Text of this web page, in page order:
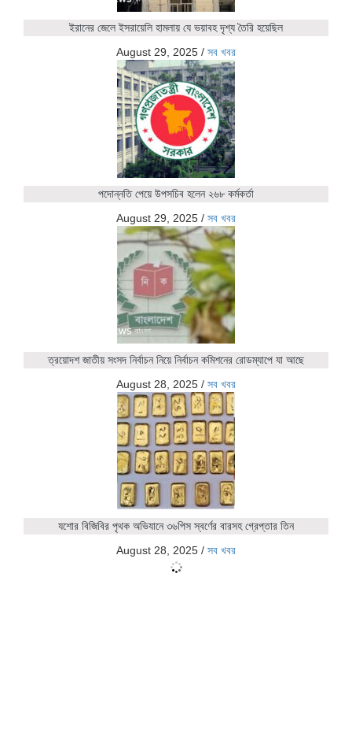
ইরানের জেলে ইসরায়েলি হামলায় যে ভয়াবহ দৃশ্য তৈরি হয়েছিল
August 29, 2025 / সব খবর
পদোন্নতি পেয়ে উপসচিব হলেন ২৬৮ কর্মকর্তা
August 29, 2025 / সব খবর
ত্রয়োদশ জাতীয় সংসদ নির্বাচন নিয়ে নির্বাচন কমিশনের রোডম্যাপে যা আছে
August 28, 2025 / সব খবর
যশোর বিজিবির পৃথক অভিযানে ৩৬পিস স্বর্ণের বারসহ গ্রেপ্তার তিন
August 28, 2025 / সব খবর